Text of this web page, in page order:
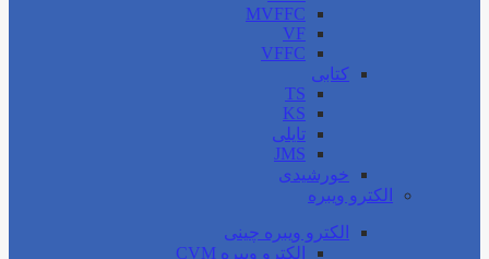
MVFFC
VF
VFFC
کتابی
TS
KS
تایلی
JMS
خورشیدی
الکترو ویبره
الکترو ویبره چینی
الکترو ویبره CVM